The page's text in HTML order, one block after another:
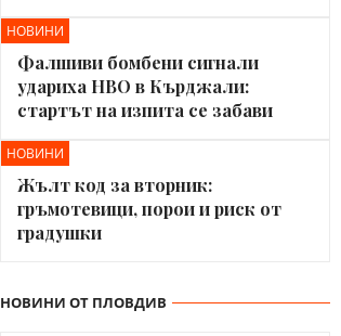
НОВИНИ
Фалшиви бомбени сигнали
удариха НВО в Кърджали:
стартът на изпита се забави
НОВИНИ
Жълт код за вторник:
гръмотевици, порои и риск от
градушки
НОВИНИ ОТ ПЛОВДИВ